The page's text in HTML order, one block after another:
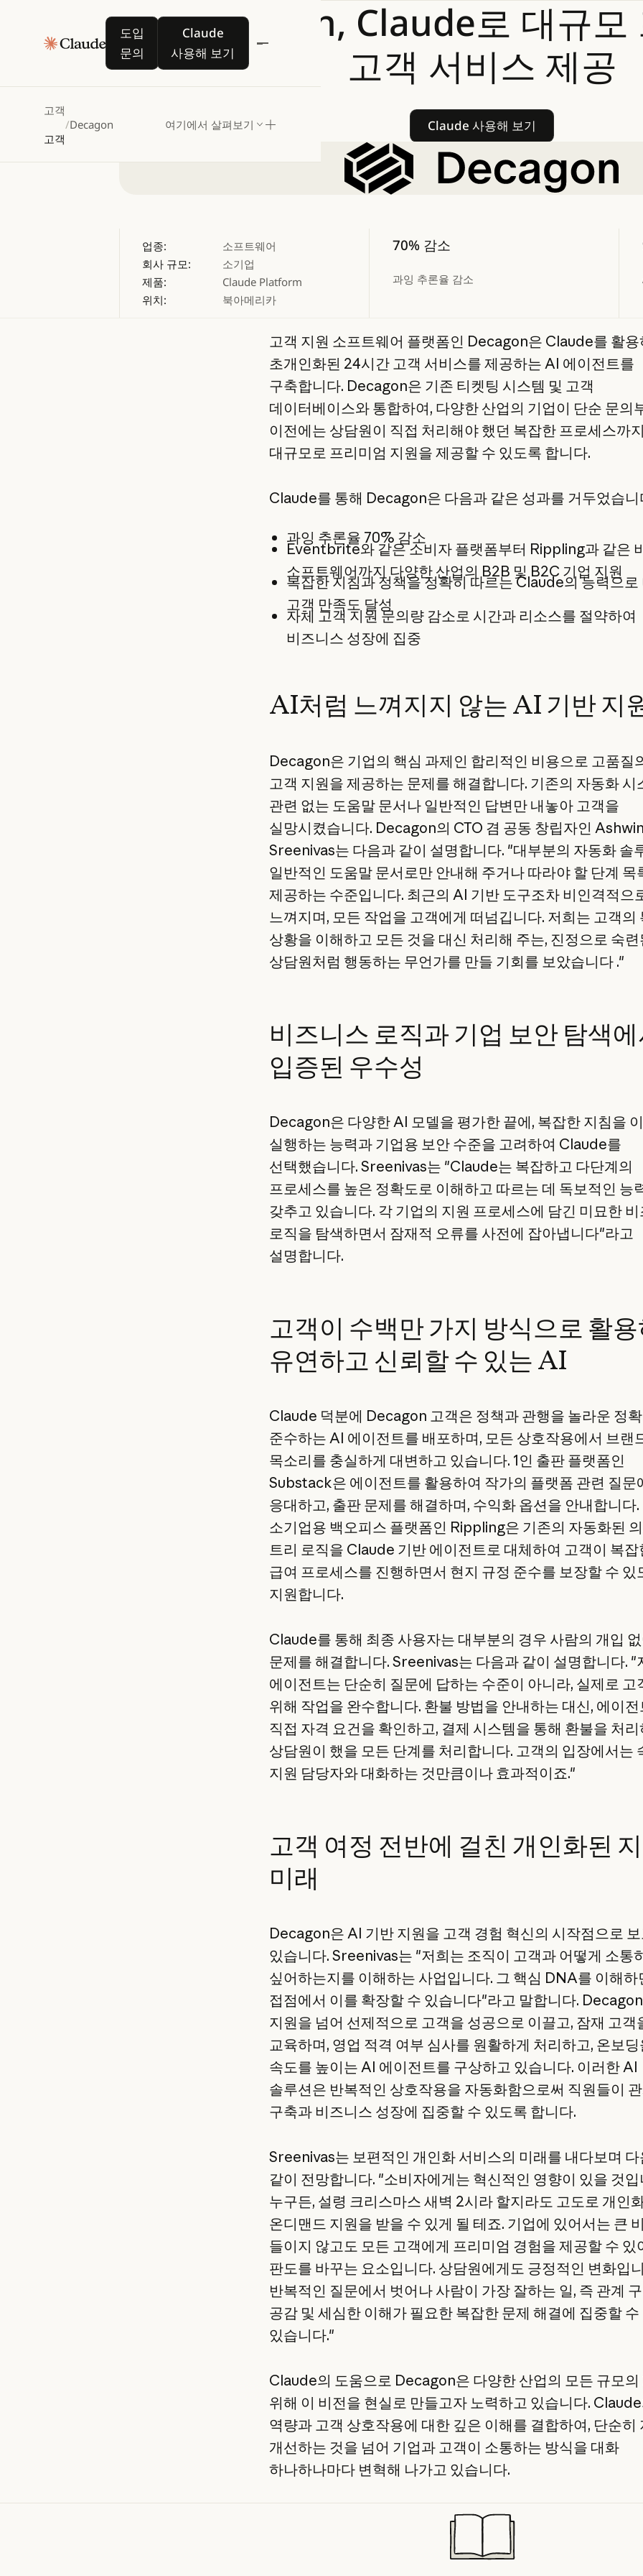
도입
문의
도입 문의
Claude
사용해 보기
Claude 사용해 보기
고객
고객
/Decagon 여기에서 살펴보기
Decagon, Claude로 대규모
고객 서비스 제공
Claude 사용해 보기
Claude 사용해 보기
업종:
소프트웨어
회사 규모:
소기업
제품:
Claude Platform
위치:
북아메리카
70% 감소
과잉 추론율 감소
고객 지원 소프트웨어 플랫폼인 Decagon은 Claude를 활용
초개인화된 24시간 고객 서비스를 제공하는 AI 에이전트를
구축합니다. Decagon은 기존 티켓팅 시스템 및 고객
데이터베이스와 통합하여, 다양한 산업의 기업이 단순 문의
이전에는 상담원이 직접 처리해야 했던 복잡한 프로세스까지
대규모로 프리미엄 지원을 제공할 수 있도록 합니다.
Claude를 통해 Decagon은 다음과 같은 성과를 거두었습니
과잉 추론율 70% 감소
Eventbrite와 같은 소비자 플랫폼부터 Rippling과 같은
소프트웨어까지 다양한 산업의 B2B 및 B2C 기업 지원
복잡한 지침과 정책을 정확히 따르는 Claude의 능력으로
고객 만족도 달성
자체 고객 지원 문의량 감소로 시간과 리소스를 절약하여
비즈니스 성장에 집중
AI처럼 느껴지지 않는 AI 기반 지
Decagon은 기업의 핵심 과제인 합리적인 비용으로 고품질
고객 지원을 제공하는 문제를 해결합니다. 기존의 자동화 시
관련 없는 도움말 문서나 일반적인 답변만 내놓아 고객을
실망시켰습니다. Decagon의 CTO 겸 공동 창립자인 Ashwin
Sreenivas는 다음과 같이 설명합니다. "대부분의 자동화 솔
일반적인 도움말 문서로만 안내해 주거나 따라야 할 단계 목
제공하는 수준입니다. 최근의 AI 기반 도구조차 비인격적으
느껴지며, 모든 작업을 고객에게 떠넘깁니다. 저희는 고객의
상황을 이해하고 모든 것을 대신 처리해 주는, 진정으로 숙련
상담원처럼 행동하는 무언가를 만들 기회를 보았습니다 ."
비즈니스 로직과 기업 보안 탐색에
입증된 우수성
Decagon은 다양한 AI 모델을 평가한 끝에, 복잡한 지침을
실행하는 능력과 기업용 보안 수준을 고려하여 Claude를
선택했습니다. Sreenivas는 "Claude는 복잡하고 다단계의
프로세스를 높은 정확도로 이해하고 따르는 데 독보적인 능
갖추고 있습니다. 각 기업의 지원 프로세스에 담긴 미묘한
로직을 탐색하면서 잠재적 오류를 사전에 잡아냅니다"라고
설명합니다.
고객이 수백만 가지 방식으로 활
유연하고 신뢰할 수 있는 AI
Claude 덕분에 Decagon 고객은 정책과 관행을 놀라운 정
준수하는 AI 에이전트를 배포하며, 모든 상호작용에서 브랜
목소리를 충실하게 대변하고 있습니다. 1인 출판 플랫폼인
Substack은 에이전트를 활용하여 작가의 플랫폼 관련 질문
응대하고, 출판 문제를 해결하며, 수익화 옵션을 안내합니다.
소기업용 백오피스 플랫폼인 Rippling은 기존의 자동화된
트리 로직을 Claude 기반 에이전트로 대체하여 고객이 복잡
급여 프로세스를 진행하면서 현지 규정 준수를 보장할 수 있
지원합니다.
Claude를 통해 최종 사용자는 대부분의 경우 사람의 개입 없
문제를 해결합니다. Sreenivas는 다음과 같이 설명합니다. "
에이전트는 단순히 질문에 답하는 수준이 아니라, 실제로 고
위해 작업을 완수합니다. 환불 방법을 안내하는 대신, 에이
직접 자격 요건을 확인하고, 결제 시스템을 통해 환불을 처리
상담원이 했을 모든 단계를 처리합니다. 고객의 입장에서는
지원 담당자와 대화하는 것만큼이나 효과적이죠."
고객 여정 전반에 걸친 개인화된
미래
Decagon은 AI 기반 지원을 고객 경험 혁신의 시작점으로
있습니다. Sreenivas는 "저희는 조직이 고객과 어떻게 소통
싶어하는지를 이해하는 사업입니다. 그 핵심 DNA를 이해하
접점에서 이를 확장할 수 있습니다"라고 말합니다.
지원을 넘어 선제적으로 고객을 성공으로 이끌고, 잠재 고객
교육하며, 영업 적격 여부 심사를 원활하게 처리하고, 온보딩
속도를 높이는 AI 에이전트를 구상하고 있습니다. 이러한 AI
솔루션은 반복적인 상호작용을 자동화함으로써 직원들이
구축과 비즈니스 성장에 집중할 수 있도록 합니다.
Sreenivas는 보편적인 개인화 서비스의 미래를 내다보며
같이 전망합니다. "소비자에게는 혁신적인 영향이 있을 것입
누구든, 설령 크리스마스 새벽 2시라 할지라도 고도로 개인
온디맨드 지원을 받을 수 있게 될 테죠. 기업에 있어서는 큰
들이지 않고도 모든 고객에게 프리미엄 경험을 제공할 수 있
판도를 바꾸는 요소입니다. 상담원에게도 긍정적인 변화입
반복적인 질문에서 벗어나 사람이 가장 잘하는 일, 즉 관계
공감 및 세심한 이해가 필요한 복잡한 문제 해결에 집중할 수
있습니다."
Claude의 도움으로 Decagon은 다양한 산업의 모든 규모의
위해 이 비전을 현실로 만들고자 노력하고 있습니다.
역량과 고객 상호작용에 대한 깊은 이해를 결합하여, 단순히
개선하는 것을 넘어 기업과 고객이 소통하는 방식을 대화
하나하나마다 변혁해 나가고 있습니다.